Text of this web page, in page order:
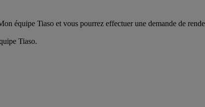
équipe Tiaso et vous pourrez effectuer une demande de
Tiaso.